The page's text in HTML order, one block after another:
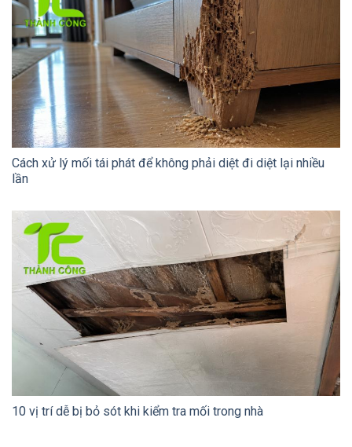
Cách xử lý mối tái phát để không phải diệt đi diệt lại nhiều
lần
10 vị trí dễ bị bỏ sót khi kiểm tra mối trong nhà